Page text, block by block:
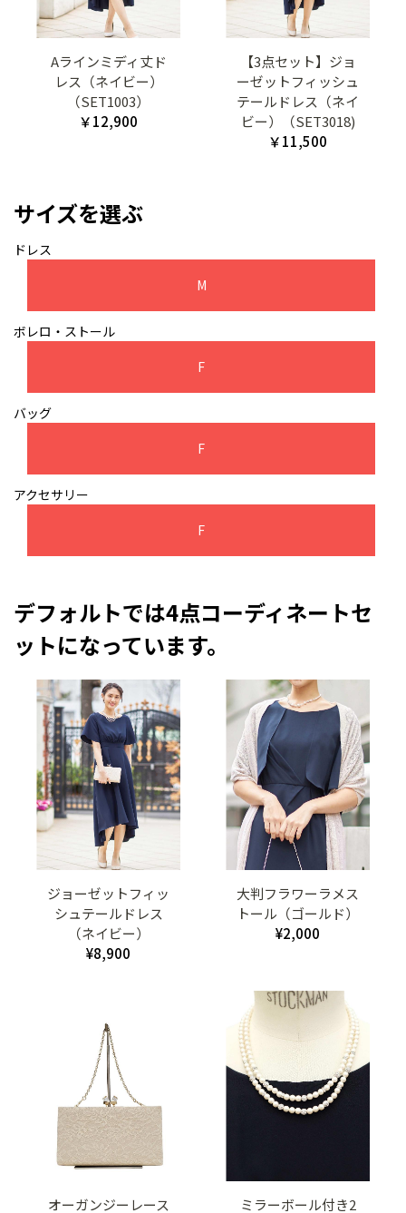
Aラインミディ丈ド
レス（ネイビー）
（SET1003）
￥12,900
【3点セット】ジョ
ーゼットフィッシュ
テールドレス（ネイ
ビー）（SET3018)
￥11,500
サイズを選ぶ
ドレス
M
ボレロ・ストール
F
バッグ
F
アクセサリー
F
デフォルトでは4点コーディネートセ
ットになっています。
ジョーゼットフィッ
シュテールドレス
（ネイビー）
¥8,900
大判フラワーラメス
トール（ゴールド）
¥2,000
オーガンジーレース ミラーボール付き2